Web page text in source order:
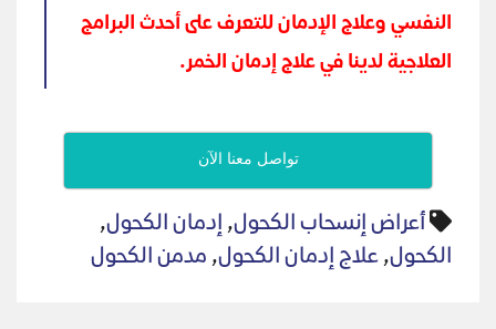
النفسي وعلاج الإدمان للتعرف على أحدث البرامج
العلاجية لدينا في علاج إدمان الخمر.
تواصل معنا الآن
أعراض إنسحاب الكحول, إدمان الكحول,
الكحول,علاج إدمان الكحول, مدمن الكحول